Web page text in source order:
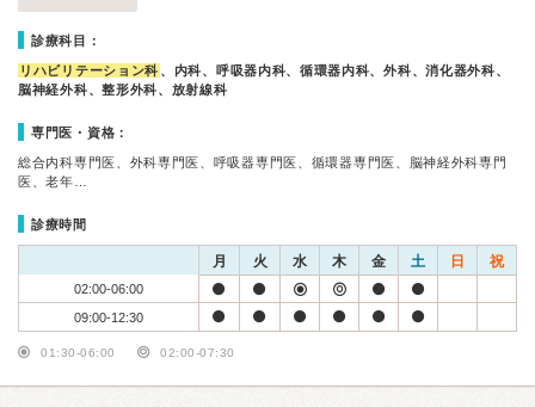
診療科目：
リハビリテーション科 、内科、呼吸器内科、循環器内科、外科、消化器外科、
脳神経外科、整形外科、放射線科
専門医・資格：
総合内科専門医、外科専門医、呼吸器専門医、循環器専門医、脳神経外科専門
医、老年…
診療時間
月 火 水 木 金 土 日 祝
02:00-06:00
09:00-12:30
01:30-06:00 02:00-07:30